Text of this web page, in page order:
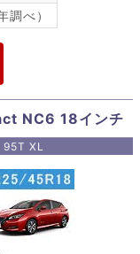
べ）
NC6 18インチ
XL